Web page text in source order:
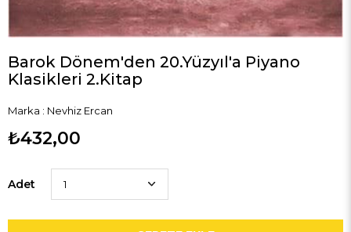
Barok Dönem'den 20.Yüzyıl'a Piyano
Klasikleri 2.Kitap
Marka : Nevhiz Ercan
₺432,00
Adet